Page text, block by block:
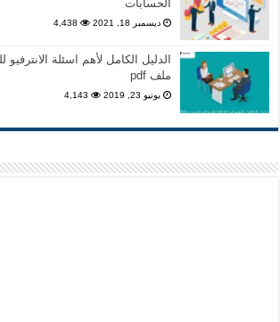
الحسابات
ديسمبر 18, 2021 4,438
الدليل الكامل لأهم اسئلة
ملف pdf
يونيو 23, 2019 4,143